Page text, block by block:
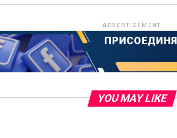
ADVERTISEMENT
YOU MAY LIKE